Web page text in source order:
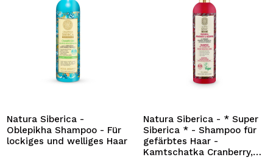
Natura Siberica -
Oblepikha Shampoo - Für
lockiges und welliges Haar
Natura Siberica - * Super
Siberica * - Shampoo für
gefärbtes Haar -
Kamtschatka Cranberry,